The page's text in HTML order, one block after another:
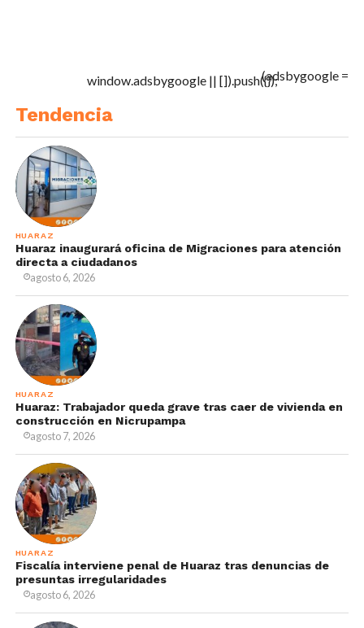
(adsbygoogle =
window.adsbygoogle || []).push({});
Tendencia
HUARAZ
Huaraz inaugurará oficina de Migraciones para atención
directa a ciudadanos
agosto 6, 2026
HUARAZ
Huaraz: Trabajador queda grave tras caer de vivienda en
construcción en Nicrupampa
agosto 7, 2026
HUARAZ
Fiscalía interviene penal de Huaraz tras denuncias de
presuntas irregularidades
agosto 6, 2026